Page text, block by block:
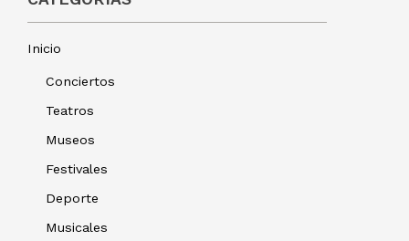
Inicio
Conciertos
Teatros
Museos
Festivales
Deporte
Musicales